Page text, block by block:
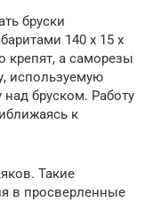
бруски
140 х 15 х
крепят, а саморезы
используемую
бруском. Работу
к
Такие
в просверленные